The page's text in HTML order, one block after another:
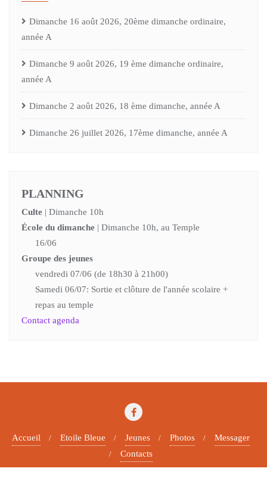
Dimanche 16 août 2026, 20ème dimanche ordinaire,
année A
Dimanche 9 août 2026, 19 ème dimanche ordinaire,
année A
Dimanche 2 août 2026, 18 ème dimanche, année A
Dimanche 26 juillet 2026, 17ème dimanche, année A
PLANNING
Culte | Dimanche 10h
École du dimanche | Dimanche 10h, au Temple
16/06
Groupe des jeunes
vendredi 07/06 (de 18h30 à 21h00)
Samedi 06/07: Sortie et clôture de l'année scolaire +
repas au temple
Contact agenda
Accueil Etoile Bleue Jeunes Photos
Messager
Contacts